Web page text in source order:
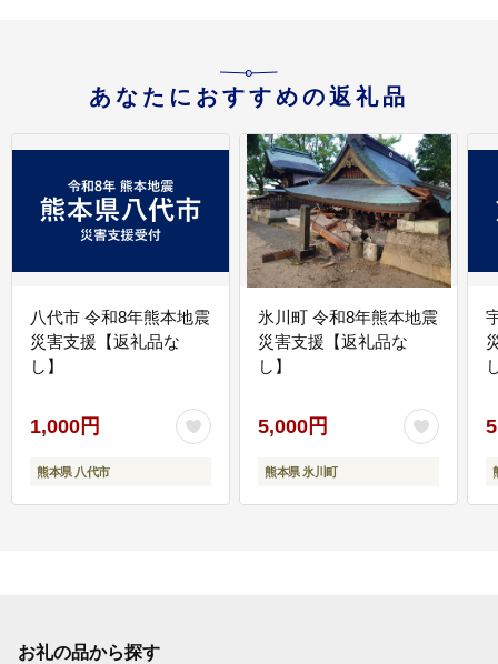
あなたにおすすめの返礼品
八代市 令和8年熊本地震
災害支援【返礼品な
し】
1,000円
熊本県 八代市
氷川町 令和8年熊本地震
災害支援【返礼品な
し】
5,000円
熊本県 氷川町
お礼の品から探す